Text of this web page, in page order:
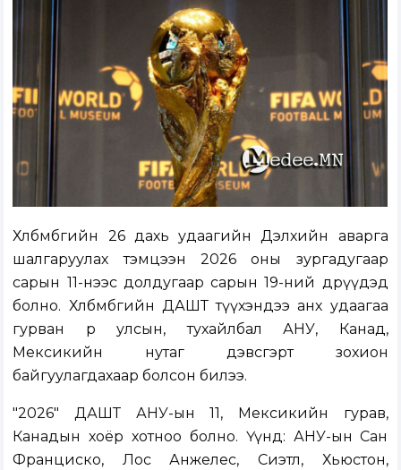
Хөлбөмбөгийн 26 дахь удаагийн Дэлхийн аварга
шалгаруулах тэмцээн 2026 оны зургадугаар
сарын 11-нээс долдугаар сарын 19-ний өдрүүдэд
болно. Хөлбөмбөгийн ДАШТ түүхэндээ анх удаагаа
гурван өөр улсын, тухайлбал АНУ, Канад,
Мексикийн нутаг дэвсгэрт зохион
байгуулагдахаар болсон билээ.
"2026" ДАШТ АНУ-ын 11, Мексикийн гурав,
Канадын хоёр хотноо болно. Үүнд: АНУ-ын Сан
Франциско, Лос Анжелес, Сиэтл, Хьюстон,